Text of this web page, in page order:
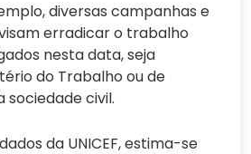
diversas campanhas e
erradicar o trabalho
nesta data, seja
do Trabalho ou de
sociedade civil.
da UNICEF, estima-se